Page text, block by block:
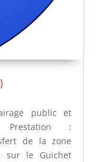
public et
Prestation :
de la zone
sur le Guichet